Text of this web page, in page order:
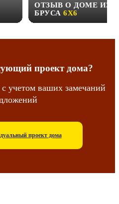
ОТЗЫВ О ДОМЕ ИЗ
БРУСА 6Х6
проект дома?
учетом ваших замечаний
проект дома